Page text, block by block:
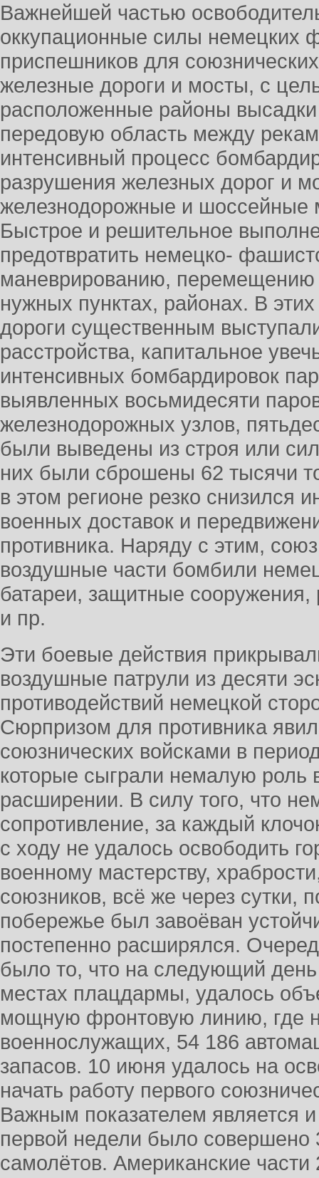
Важнейшей частью
оккупационные силы немецких
приспешников для
железные дороги и мосты, с
расположенные районы
передовую область между
интенсивный процесс
разрушения железных дорог и
железнодорожные и шоссейные
Быстрое и решительное
предотвратить немецко-
маневрированию, перемещению
нужных пунктах, районах. В
дороги существенным
расстройства, капитальное
интенсивных бомбардировок
выявленных восьмидесяти
железнодорожных узлов,
были выведены из строя или
них были сброшены 62 тысячи
в этом регионе резко снизился
военных доставок и
противника. Наряду с этим,
воздушные части бомбили
батареи, защитные
и пр.
Эти боевые действия
воздушные патрули из десяти
противодействий немецкой
Сюрпризом для противника
союзнических войсками в
которые сыграли немалую роль
расширении. В силу того, что
сопротивление, за каждый
с ходу не удалось освободить
военному мастерству,
союзников, всё же через сутки,
побережье был завоёван
постепенно расширялся.
было то, что на следующий
местах плацдармы, удалось
мощную фронтовую линию, где
военнослужащих, 54 186
запасов. 10 июня удалось на
начать работу первого
Важным показателем является
первой недели было совершено
самолётов. Американские